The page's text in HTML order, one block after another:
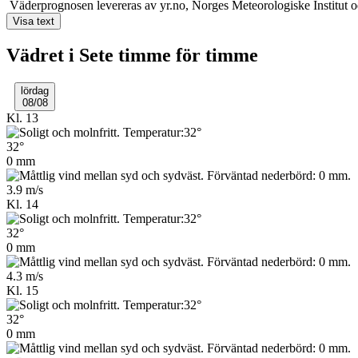
Väderprognosen levereras av yr.no, Norges Meteo­rologiske Institut
Visa text
Vädret i Sete timme för timme
lördag
08/08
Kl. 13
32°
0 mm
3.9 m/s
Kl. 14
32°
0 mm
4.3 m/s
Kl. 15
32°
0 mm